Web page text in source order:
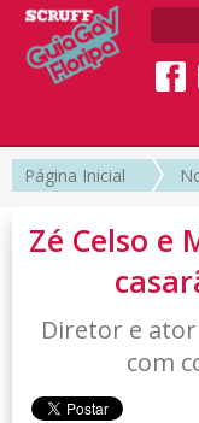
Página Inicial
Zé Celso e
Diretor e
com